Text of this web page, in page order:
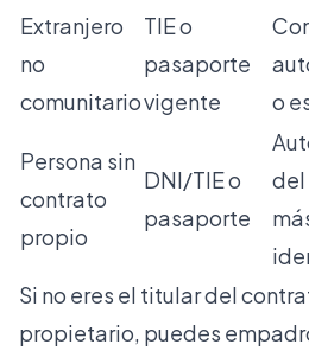
Extranjero
no
comunitario
TIE o
pasaporte
vigente
o
Persona sin
contrato
propio
DNI/TIE o
pasaporte
del
Si no eres el titular del
propietario, puedes